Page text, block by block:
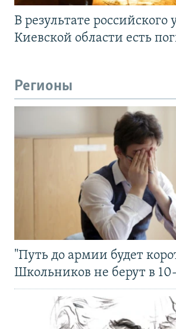
В результате российского
Киевской области есть
Регионы
"Путь до армии будет
Школьников не берут в